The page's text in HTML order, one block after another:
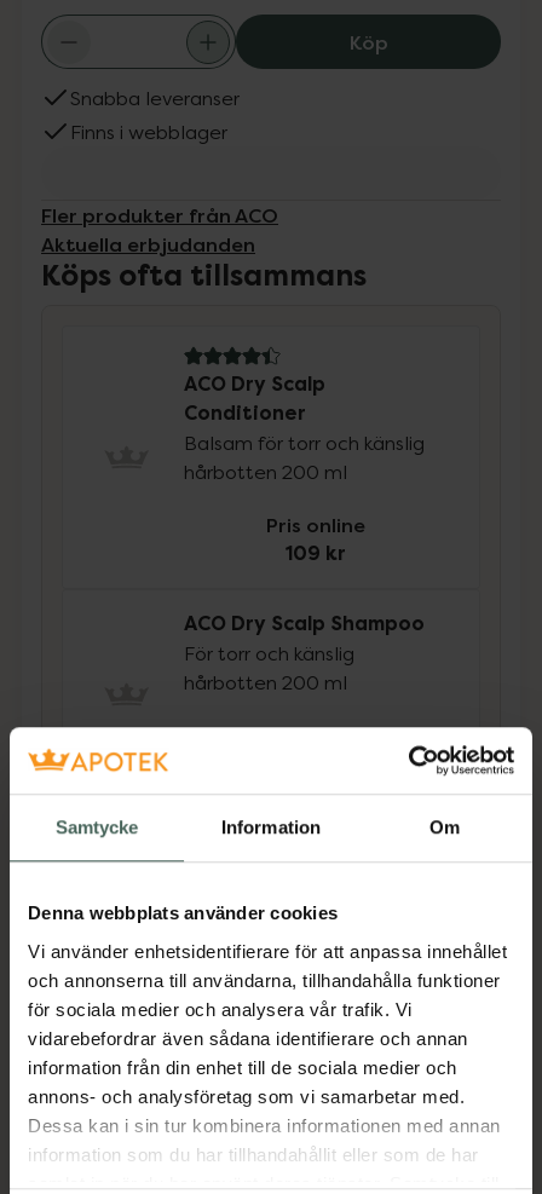
Samtycke Information Om
Denna webbplats använder cookies
Vi använder enhetsidentifierare för att anpassa innehållet
och annonserna till användarna, tillhandahålla funktioner
för sociala medier och analysera vår trafik. Vi
vidarebefordrar även sådana identifierare och annan
information från din enhet till de sociala medier och
annons- och analysföretag som vi samarbetar med.
Dessa kan i sin tur kombinera informationen med annan
information som du har tillhandahållit eller som de har
samlat in när du har använt deras tjänster. Samtycke till
KöpACO Dry Scalp
Snabba leveranser
Finns i webblager
Fler produkter från ACO
Aktuella erbjudanden
Köps ofta tillsammans
4.4 av 5 i omdöme
ACO Dry Scalp
Conditioner
Balsam för torr och känslig
hårbotten 200 ml
Pris online
109 kr
ACO Dry Scalp Shampoo
För torr och känslig
hårbotten 200 ml
Pris online
Köp båda för
Köp båda
Beskrivning Dölj
Ett milt och skonsamt balsam för torr och
känslig hårbotten. Återfuktar, vårdar och
stärker hår och hårbotten. Gör håret extra
mjukt och glansfullt glansigt. Oparfymerad.